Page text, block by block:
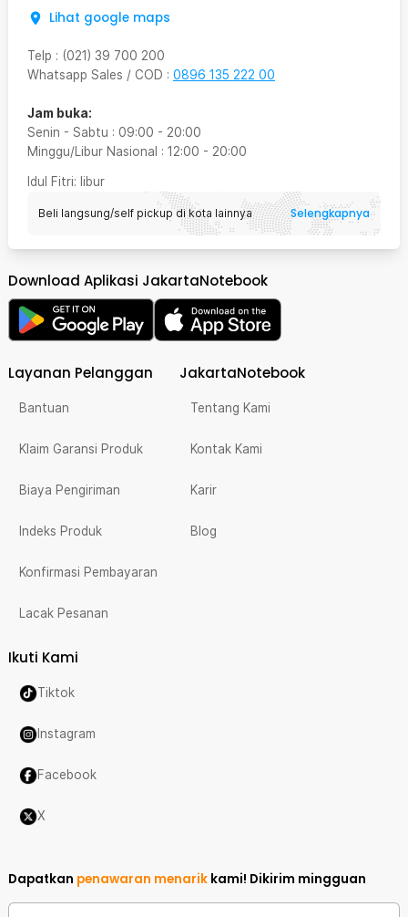
Lihat google maps
Telp : (021) 39 700 200
Whatsapp Sales / COD : 0896 135 222 00
Jam buka:
Senin - Sabtu : 09:00 - 20:00
Minggu/Libur Nasional : 12:00 - 20:00
Idul Fitri: libur
Beli langsung/self pickup di kota lainnya Selengkapnya
Download Aplikasi JakartaNotebook
Layanan Pelanggan
Bantuan
Klaim Garansi Produk
Biaya Pengiriman
Indeks Produk
Konfirmasi Pembayaran
Lacak Pesanan
JakartaNotebook
Tentang Kami
Kontak Kami
Karir
Blog
Ikuti Kami
Tiktok
Instagram
Facebook
X
Dapatkan penawaran menarik kami! Dikirim mingguan